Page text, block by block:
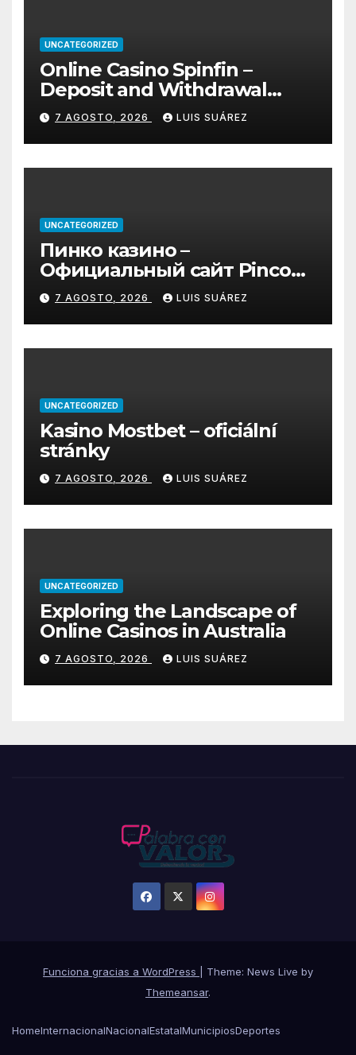
UNCATEGORIZED
Online Casino Spinfin –
Deposit and Withdrawal
Methods Explained
7 AGOSTO, 2026 LUIS SUÁREZ
UNCATEGORIZED
Пинко казино –
Официальный сайт Pinco
играть онлайн | Зеркало и
вход
7 AGOSTO, 2026 LUIS SUÁREZ
UNCATEGORIZED
Kasino Mostbet – oficiální
stránky
7 AGOSTO, 2026 LUIS SUÁREZ
UNCATEGORIZED
Exploring the Landscape of
Online Casinos in Australia
7 AGOSTO, 2026 LUIS SUÁREZ
Funciona gracias a WordPress
Theme: News Live by
Themeansar.
HomeInternacionalNacionalEstatalMunicipiosDeportes